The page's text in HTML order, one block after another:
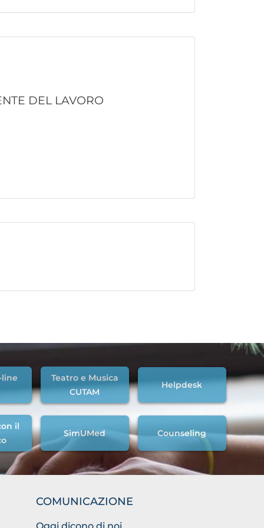
DEL LAVORO
line
Teatro e Musica
CUTAM
Helpdesk
il
SimUMed Counseling
COMUNICAZIONE